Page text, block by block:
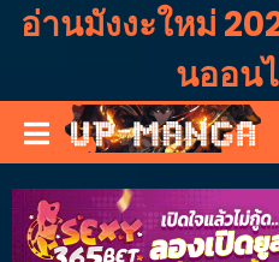
อ่านมังงะใหม่
นออน